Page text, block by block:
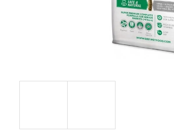
JOSERA MEAT BITES MINI BEEF 70G